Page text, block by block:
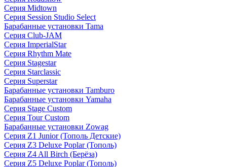
Серия Midtown
Серия Session Studio Select
Барабанные установки Tama
Серия Club-JAM
Серия ImperialStar
Серия Rhythm Mate
Серия Stagestar
Серия Starclassic
Серия Superstar
Барабанные установки Tamburo
Барабанные установки Yamaha
Серия Stage Custom
Серия Tour Custom
Барабанные установки Zowag
Серия Z1 Junior (Тополь Детские)
Серия Z3 Deluxe Poplar (Тополь)
Серия Z4 All Birch (Берёза)
Серия Z5 Deluxe Poplar (Тополь)